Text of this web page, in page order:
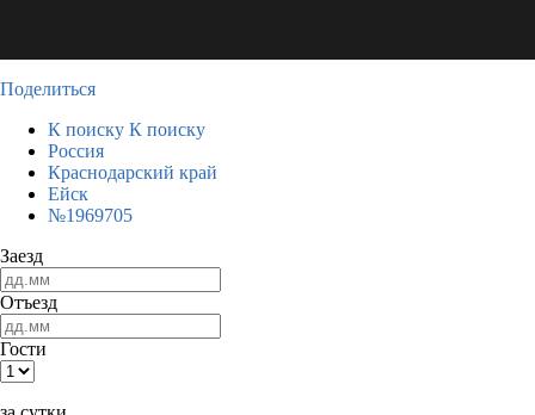
Поделиться
К поиску К поиску
Россия
Краснодарский край
Ейск
№1969705
Заезд
Отъезд
Гости